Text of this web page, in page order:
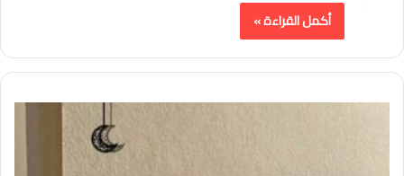
أكمل القراءة »